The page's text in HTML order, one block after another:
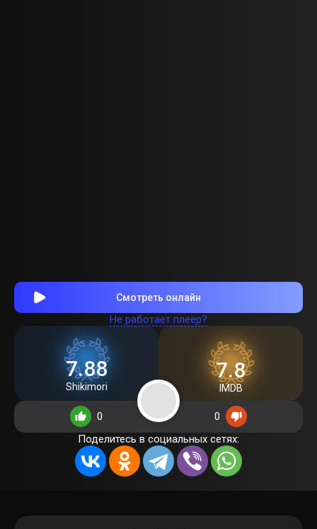
Смотреть онлайн
Не работает плеер?
7.88
Shikimori
7.8
IMDB
0
0
Поделитесь в социальных сетях: